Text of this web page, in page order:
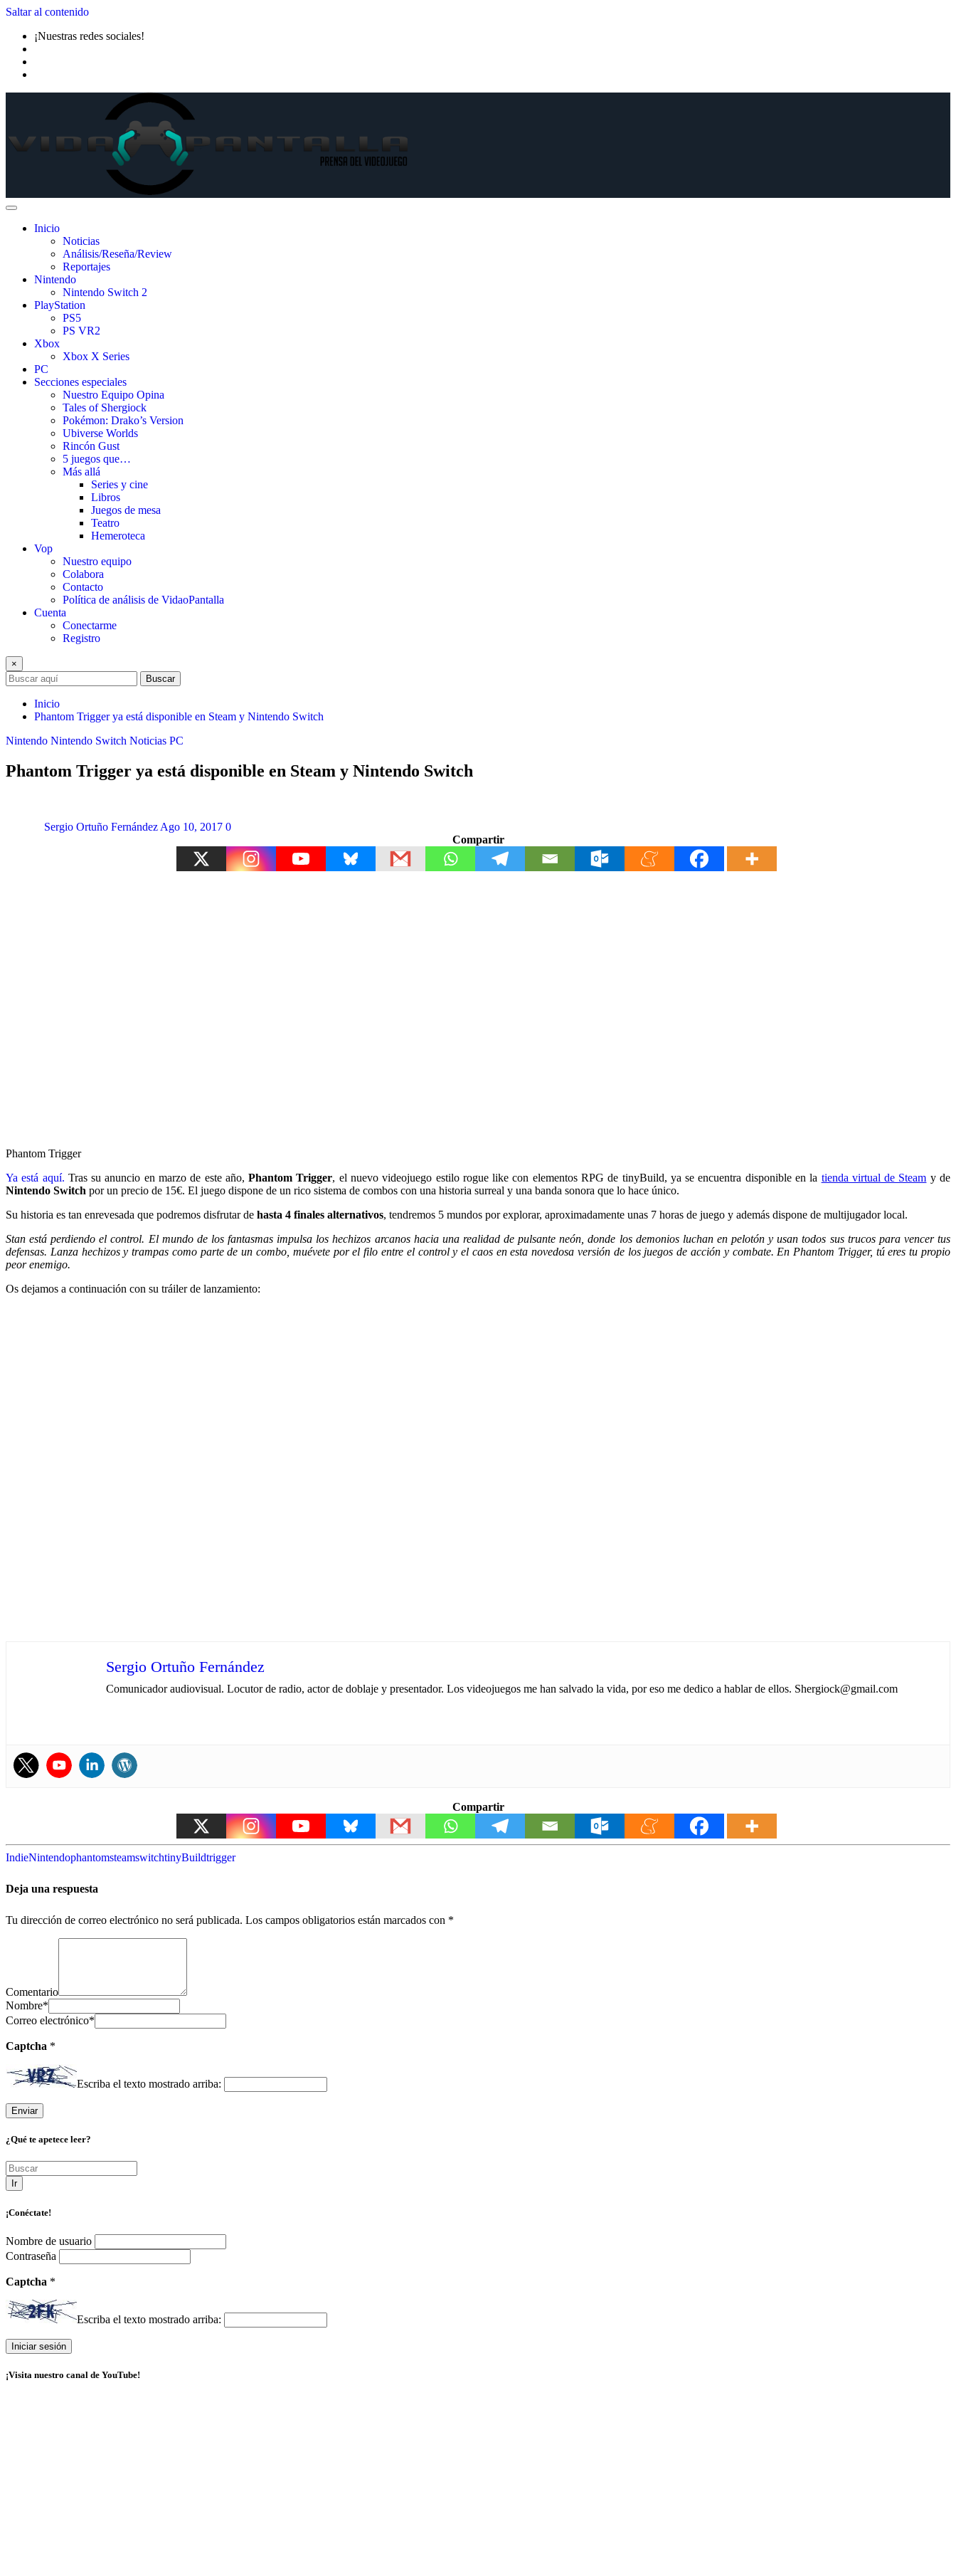
Saltar al contenido
¡Nuestras redes sociales!
Inicio
Noticias
Análisis/Reseña/Review
Reportajes
Nintendo
Nintendo Switch 2
PlayStation
PS5
PS VR2
Xbox
Xbox X Series
PC
Secciones especiales
Nuestro Equipo Opina
Tales of Shergiock
Pokémon: Drako’s Version
Ubiverse Worlds
Rincón Gust
5 juegos que…
Más allá
Series y cine
Libros
Juegos de mesa
Teatro
Hemeroteca
Vop
Nuestro equipo
Colabora
Contacto
Política de análisis de VidaoPantalla
Cuenta
Conectarme
Registro
×
Buscar
Inicio
Phantom Trigger ya está disponible en Steam y Nintendo Switch
Nintendo Nintendo Switch Noticias PC
Phantom Trigger ya está disponible en Steam y Nintendo Switch
Sergio Ortuño Fernández Ago 10, 2017 0
Compartir
Phantom Trigger
Ya está aquí. Tras su anuncio en marzo de este año,Phantom Trigger, el nuevo videojuego estilo rogue like con elementos RPG de tinyBuild, ya se encuentra disponible en la tienda virtual de Steam y de
Nintendo Switch por un precio de 15€. El juego dispone de un rico sistema de combos con una historia surreal y una banda sonora que lo hace único.
Su historia es tan enrevesada que podremos disfrutar de hasta 4 finales alternativos, tendremos 5 mundos por explorar, aproximadamente unas 7 horas de juego y además dispone de multijugador local.
Stan está perdiendo el control. El mundo de los fantasmas impulsa los hechizos arcanos hacia una realidad de pulsante neón, donde los demonios luchan en pelotón y usan todos sus trucos para vencer tus
defensas. Lanza hechizos y trampas como parte de un combo, muévete por el filo entre el control y el caos en esta novedosa versión de los juegos de acción y combate. En Phantom Trigger, tú eres tu propio
peor enemigo.
Os dejamos a continuación con su tráiler de lanzamiento:
Sergio Ortuño Fernández
Comunicador audiovisual. Locutor de radio, actor de doblaje y presentador. Los videojuegos me han salvado la vida, por eso me dedico a hablar de ellos. Shergiock@gmail.com
Compartir
IndieNintendophantomsteamswitchtinyBuildtrigger
Deja una respuesta
Tu dirección de correo electrónico no será publicada. Los campos obligatorios están marcados con *
Comentario
Nombre*
Correo electrónico*
Captcha *
Escriba el texto mostrado arriba:
¿Qué te apetece leer?
Ir
¡Conéctate!
Nombre de usuario
Contraseña
Captcha *
Escriba el texto mostrado arriba:
¡Visita nuestro canal de YouTube!